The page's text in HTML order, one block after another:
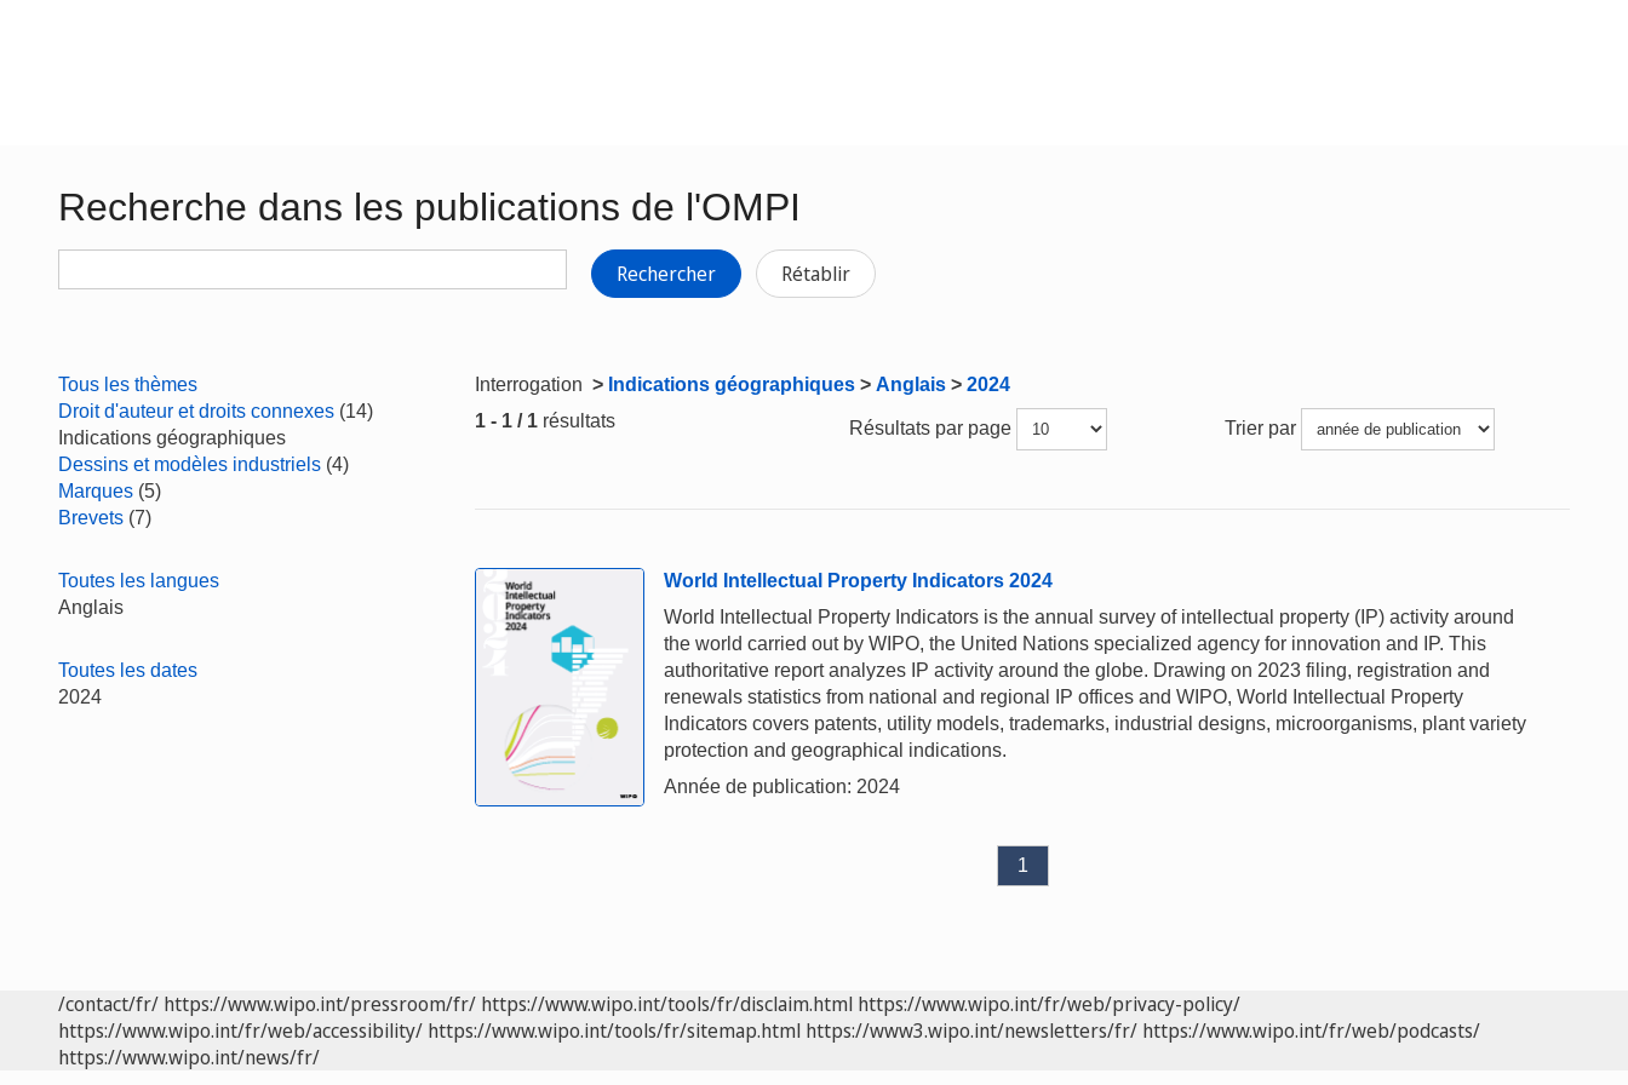
Recherche dans les publications de l'OMPI
Rechercher Rétablir
Tous les thèmes
Droit d'auteur et droits connexes (14)
Indications géographiques
Dessins et modèles industriels (4)
Marques (5)
Brevets (7)
Toutes les langues
Anglais
Toutes les dates
2024
Interrogation > Indications géographiques > Anglais > 2024
1 - 1 / 1 résultats Résultats par page Trier par
World Intellectual Property Indicators 2024
World Intellectual Property Indicators is the annual survey of intellectual property (IP) activity around
the world carried out by WIPO, the United Nations specialized agency for innovation and IP. This
authoritative report analyzes IP activity around the globe. Drawing on 2023 filing, registration and
renewals statistics from national and regional IP offices and WIPO, World Intellectual Property
Indicators covers patents, utility models, trademarks, industrial designs, microorganisms, plant variety
protection and geographical indications.
Année de publication: 2024
1
/contact/fr/ https://www.wipo.int/pressroom/fr/ https://www.wipo.int/tools/fr/disclaim.html https://www.wipo.int/fr/web/privacy-policy/
https://www.wipo.int/fr/web/accessibility/ https://www.wipo.int/tools/fr/sitemap.html https://www3.wipo.int/newsletters/fr/ https://www.wipo.int/fr/web/podcasts/
https://www.wipo.int/news/fr/